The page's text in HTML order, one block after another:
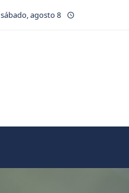
sábado, agosto 8